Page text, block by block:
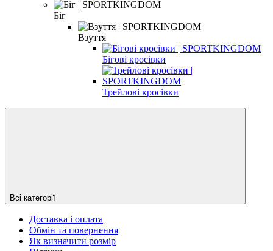
Біг
Взуття
Бігові кросівки
Трейлові кросівки
Всі категорії
Доставка і оплата
Обмін та повернення
Як визначити розмір